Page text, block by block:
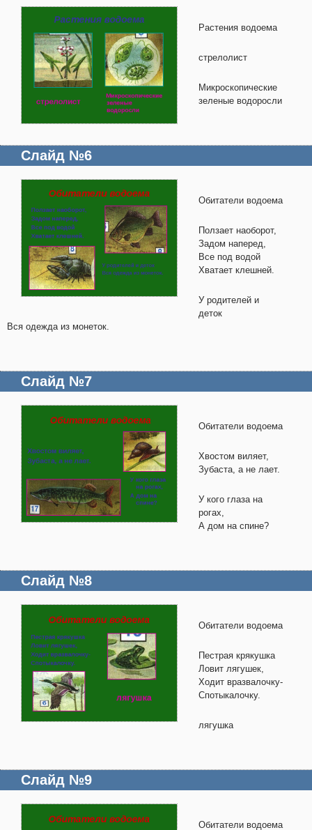
Растения водоема
стрелолист
Микроскопические
зеленые водоросли
Слайд №6
Обитатели водоема
Ползает наоборот,
Задом наперед,
Все под водой
Хватает клешней.
У родителей и
деток
Вся одежда из монеток.
Слайд №7
Обитатели водоема
Хвостом виляет,
Зубаста, а не лает.
У кого глаза на
рогах,
А дом на спине?
Слайд №8
Обитатели водоема
Пестрая крякушка
Ловит лягушек,
Ходит вразвалочку-
Спотыкалочку.
лягушка
Слайд №9
Обитатели водоема